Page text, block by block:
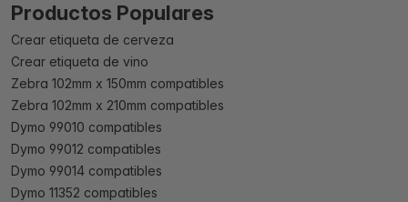
Productos Populares
Crear etiqueta de cerveza
Crear etiqueta de vino
Zebra 102mm x 150mm compatibles
Zebra 102mm x 210mm compatibles
Dymo 99010 compatibles
Dymo 99012 compatibles
Dymo 99014 compatibles
Dymo 11352 compatibles